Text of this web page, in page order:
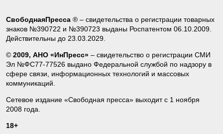
СвободнаяПресса ® – свидетельства о регистрации товарных
знаков №390722 и №390723 выданы Роспатентом 06.10.2009.
Действительны до 23.03.2029.
© 2009, АНО «ИнПресс» – свидетельство о регистрации СМИ
Эл №ФС77-77526 выдано Федеральной службой по надзору в
сфере связи, информационных технологий и массовых
коммуникаций.
Сетевое издание «Свободная пресса» выходит с 1 ноября
2008 года.
18+